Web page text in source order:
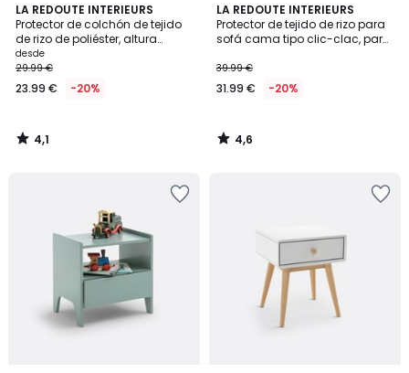
LA REDOUTE INTERIEURS
Protector de colchón de tejido
de rizo de poliéster, altura
máxima 25 cm
desde
29.99 €
23.99 € -20%
4,1
/ 5
4,1
/
LA REDOUTE INTERIEURS
Protector de tejido de rizo para
sofá cama tipo clic-clac, para
39.99 €
31.99 € -20%
4,6
/ 5
4,6
/